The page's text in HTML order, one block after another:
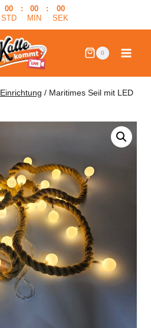
00
STD
:
00
MIN
:
00
SEK
0
Einrichtung / Maritimes Seil mit LED